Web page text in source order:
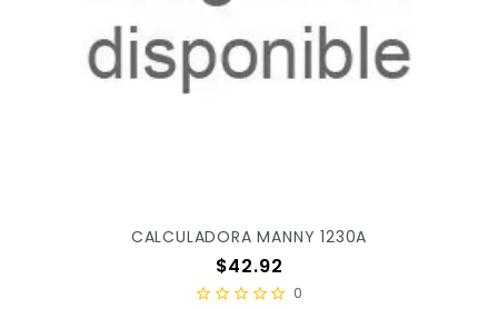
CALCULADORA MANNY 1230A
Precio
$42.92
0